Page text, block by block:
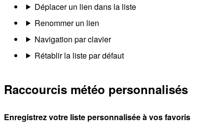
Déplacer un lien dans la liste
Renommer un lien
Navigation par clavier
Rétablir la liste par défaut
Raccourcis météo personnalisés
Enregistrez votre liste personnalisée à vos favoris